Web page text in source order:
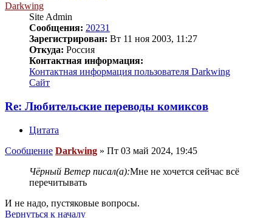
Darkwing
Site Admin
Сообщения: 20231
Зарегистрирован: Вт 11 ноя 2003, 11:27
Откуда: Россия
Контактная информация:
Контактная информация пользователя Darkwing
Сайт
Re: Любительские переводы комиксов
Цитата
Сообщение Darkwing » Пт 03 май 2024, 19:45
Чёрный Ветер писал(а):Мне не хочется сейчас всё
перечитывать
И не надо, пустяковые вопросы.
Вернуться к началу